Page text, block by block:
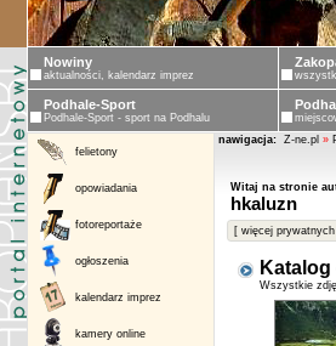
Nowiny
aktualności, kalendarz imprez
Podhale-Sport
Podhale-Sport - sport na Podhalu
felietony
opowiadania
fotoreportaże
ogłoszenia
kalendarz imprez
kamery online
nawigacja: Z-ne.pl »
Witaj na stronie
hkaluzn
[ więcej prywatnych
Wszystkie